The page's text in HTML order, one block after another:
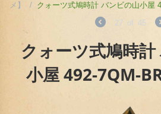
メ】
/ クォーツ式鳩時計 バンビの山小屋
27 of 45
クォーツ式鳩時
小屋 492-7QM-